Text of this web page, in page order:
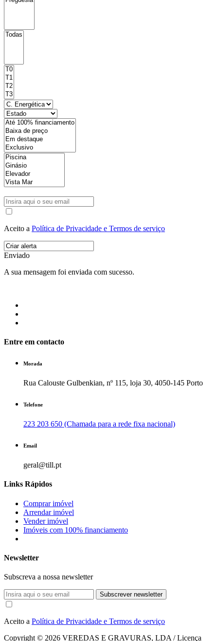
Aceito a Política de Privacidade e Termos de serviço
Enviado
A sua mensagem foi enviada com sucesso.
Entre em contacto
Morada
Rua Calouste Gulbenkian, nº 115, loja 30, 4050-145 Porto
Telefone
223 203 650 (Chamada para a rede fixa nacional)
Email
geral@till.pt
Links Rápidos
Comprar imóvel
Arrendar imóvel
Vender imóvel
Imóveis com 100% financiamento
Newsletter
Subscreva a nossa newsletter
Subscrever newsletter
Aceito a Política de Privacidade e Termos de serviço
Copyright © 2026 VEREDAS E GRAVURAS, LDA / Licença